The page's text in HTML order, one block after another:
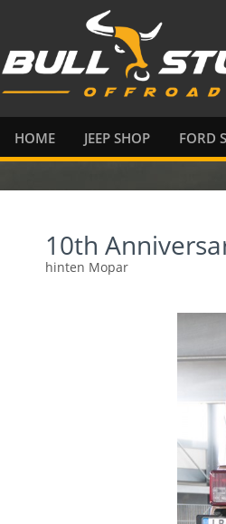
HOME JEEP SHOP FORD
10th
hinten Mopar